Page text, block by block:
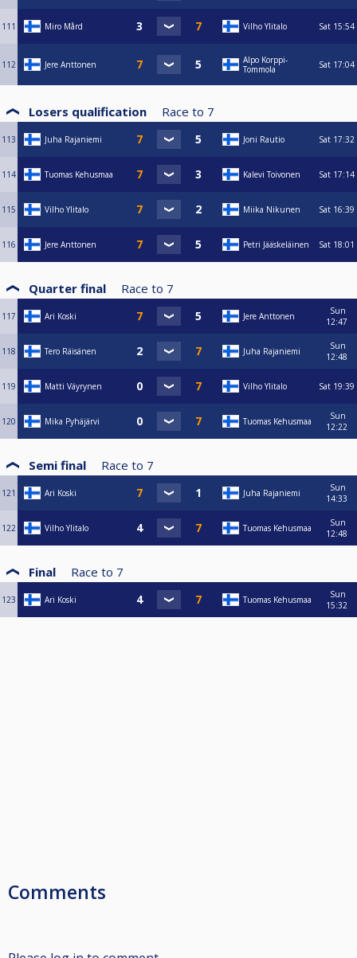
111 Miro Mård Vilho Ylitalo Sat 15:54
112 Jere Anttonen
Alpo Korppi-
Tommola
Sat 17:04
Losers qualification Race to 7
113 Juha Rajaniemi Joni Rautio Sat 17:32
114 Tuomas Kehusmaa Kalevi Toivonen Sat 17:14
115 Vilho Ylitalo Miika Nikunen Sat 16:39
116 Jere Anttonen Petri Jääskeläinen Sat 18:01
Quarter final Race to 7
117 Ari Koski Jere Anttonen
Sun
12:47
118 Tero Räisänen Juha Rajaniemi
Sun
12:48
119 Matti Väyrynen Vilho Ylitalo Sat 19:39
120 Mika Pyhäjärvi Tuomas Kehusmaa
Sun
12:22
Semi final Race to 7
121 Ari Koski Juha Rajaniemi
Sun
14:33
122 Vilho Ylitalo Tuomas Kehusmaa
Sun
12:48
Final Race to 7
123 Ari Koski Tuomas Kehusmaa
Sun
15:32
Comments